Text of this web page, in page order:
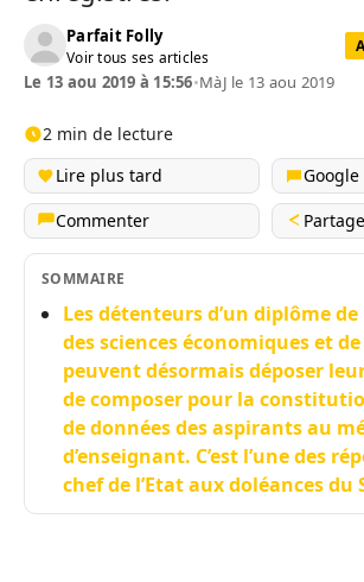
Parfait Folly
Voir tous ses articles
Le 13 aou 2019 à 15:56•MàJ le 13 aou 2019
2 min de lecture
Lire plus tard
Google
Commenter
SOMMAIRE
Les détenteurs d’un diplôme
des sciences économiques et
peuvent désormais déposer
de composer pour la
de données des aspirants au
d’enseignant. C’est l’une des
chef de l’Etat aux doléances du